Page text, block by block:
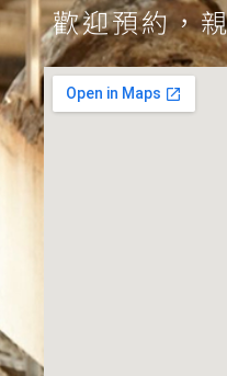
歡迎預約，